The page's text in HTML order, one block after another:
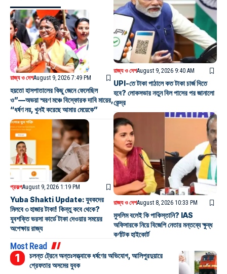
রাজ্য ও দেশAugust 9, 2026 7:49 PM
হয়তো হাসপাতালের কিছু জেনে ফেলেছিল
ও”—অভয়া স্মরণ মঞ্চে বিস্ফোরক দাবি মায়ের,
“ধর্ষণ নয়, খুনই করেছে আমার মেয়েকে”
প্রকল্পAugust 9, 2026 1:19 PM
Yuba Shakti Update: যুবকদের
মিলবে ৩ হাজার টাকা! কিন্তু কবে থেকে?
যুবশক্তি ভরসা কার্ডে টাকা দেওয়ার সময়ের
অপেক্ষায় রাজ্য
রাজ্য ও দেশAugust 9, 2026 9:40 AM
UPI-তে টাকা পাঠালে কত টাকা চার্জ দিতে
হবে? লোকসভার নতুন বিল পাসের পর জানালো
কেন্দ্র
রাজ্য ও দেশAugust 8, 2026 10:33 PM
মুসলিম বলেই কি পাকিস্তানি? IAS
অফিসারকে নিয়ে বিজেপি নেতার মন্তব্যে ক্ষুব্ধ
কর্ণাটক হাইকোর্ট
Most Read
চলন্ত ট্রেনে অন্তঃসত্ত্বাকে ধর্ষণের অভিযোগ, আলিপুরদুয়ারে
গ্রেফতার অসমের যুবক